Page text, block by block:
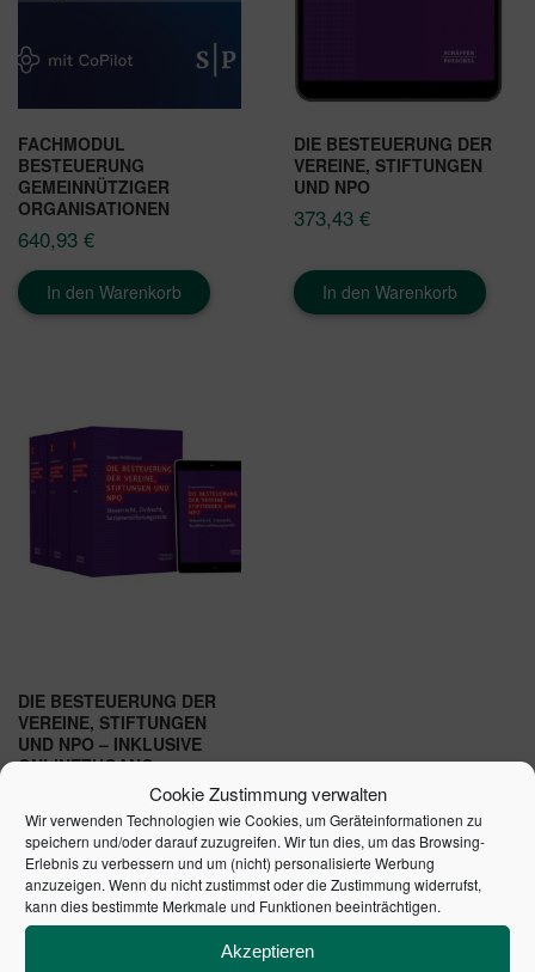
Cookie Zustimmung verwalten
Wir verwenden Technologien wie Cookies, um Geräteinformationen zu
speichern und/oder darauf zuzugreifen. Wir tun dies, um das Browsing-
Erlebnis zu verbessern und um (nicht) personalisierte Werbung
anzuzeigen. Wenn du nicht zustimmst oder die Zustimmung widerrufst,
kann dies bestimmte Merkmale und Funktionen beeinträchtigen.
Akzeptieren
FACHMODUL
BESTEUERUNG
GEMEINNÜTZIGER
ORGANISATIONEN
640,93 €
In den Warenkorb
DIE BESTEUERUNG DER
VEREINE, STIFTUNGEN
UND NPO
373,43 €
In den Warenkorb
DIE BESTEUERUNG DER
VEREINE, STIFTUNGEN
UND NPO – INKLUSIVE
ONLINEZUGANG
In den Warenkorb